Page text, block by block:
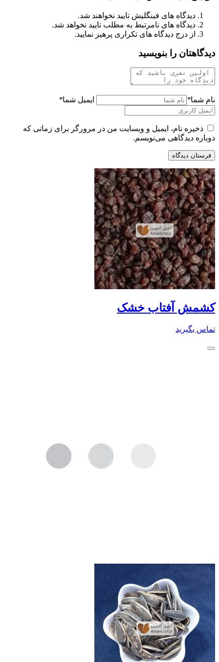
دیدگاه های فینگلیش تایید نخواهند شد.
دیدگاه های نامرتبط به مطلب تایید نخواهد شد.
از درج دیدگاه های تکراری پرهیز نمایید.
دیدگاهتان را بنویسید
نام شما* ایمیل شما*
ذخیره نام، ایمیل و وبسایت من در مرورگر برای زمانی که
دوباره دیدگاهی می‌نویسم.
کشمش آفتاب خشک
تماس بگیرید